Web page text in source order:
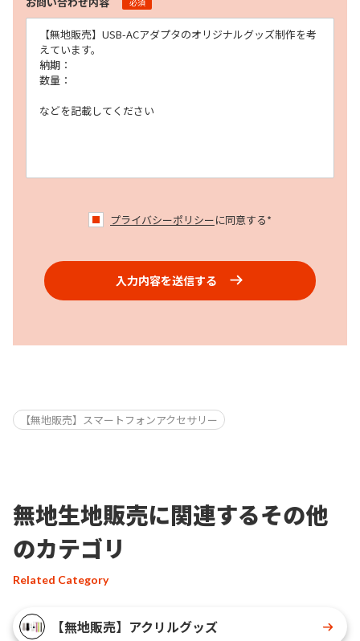
プライバシーポリシーに同意する*
入力内容を送信する
【無地販売】スマートフォンアクセサリー
無地生地販売に関連するその他
のカテゴリ
Related Category
【無地販売】アクリルグッズ